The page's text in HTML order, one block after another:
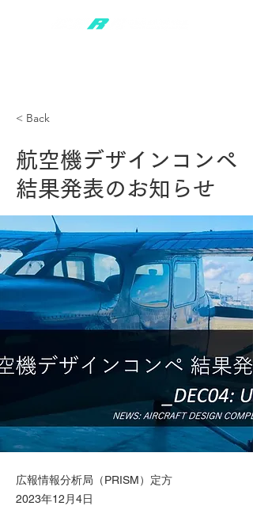
< Back
航空機デザインコンペ
結果発表のお知らせ
広報情報分析局（PRISM）定方
2023年12月4日